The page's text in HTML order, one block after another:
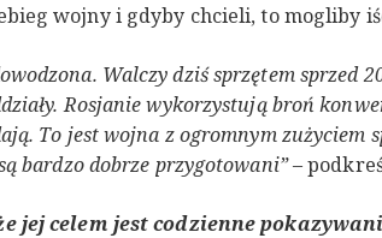
wojny i gdyby chcieli, to mogliby
Walczy dziś sprzętem sprzed
Rosjanie wykorzystują broń
To jest wojna z ogromnym zużyciem
bardzo dobrze przygotowani”–
jej celem jest codzienne